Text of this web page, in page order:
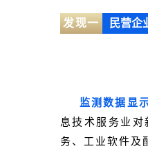
发现一 民营企
监测数据显
息技术服务业
务、工业软件及